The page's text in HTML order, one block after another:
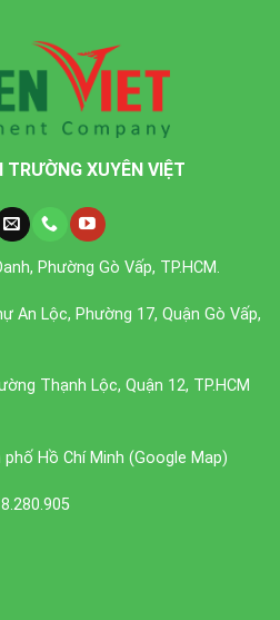
XUYÊN VIỆT
Phường Gò Vấp, TP.HCM.
An Lộc, Phường 17, Quận Gò Vấp,
Thạnh Lộc, Quận 12, TP.HCM
Hồ Chí Minh (Google Map)